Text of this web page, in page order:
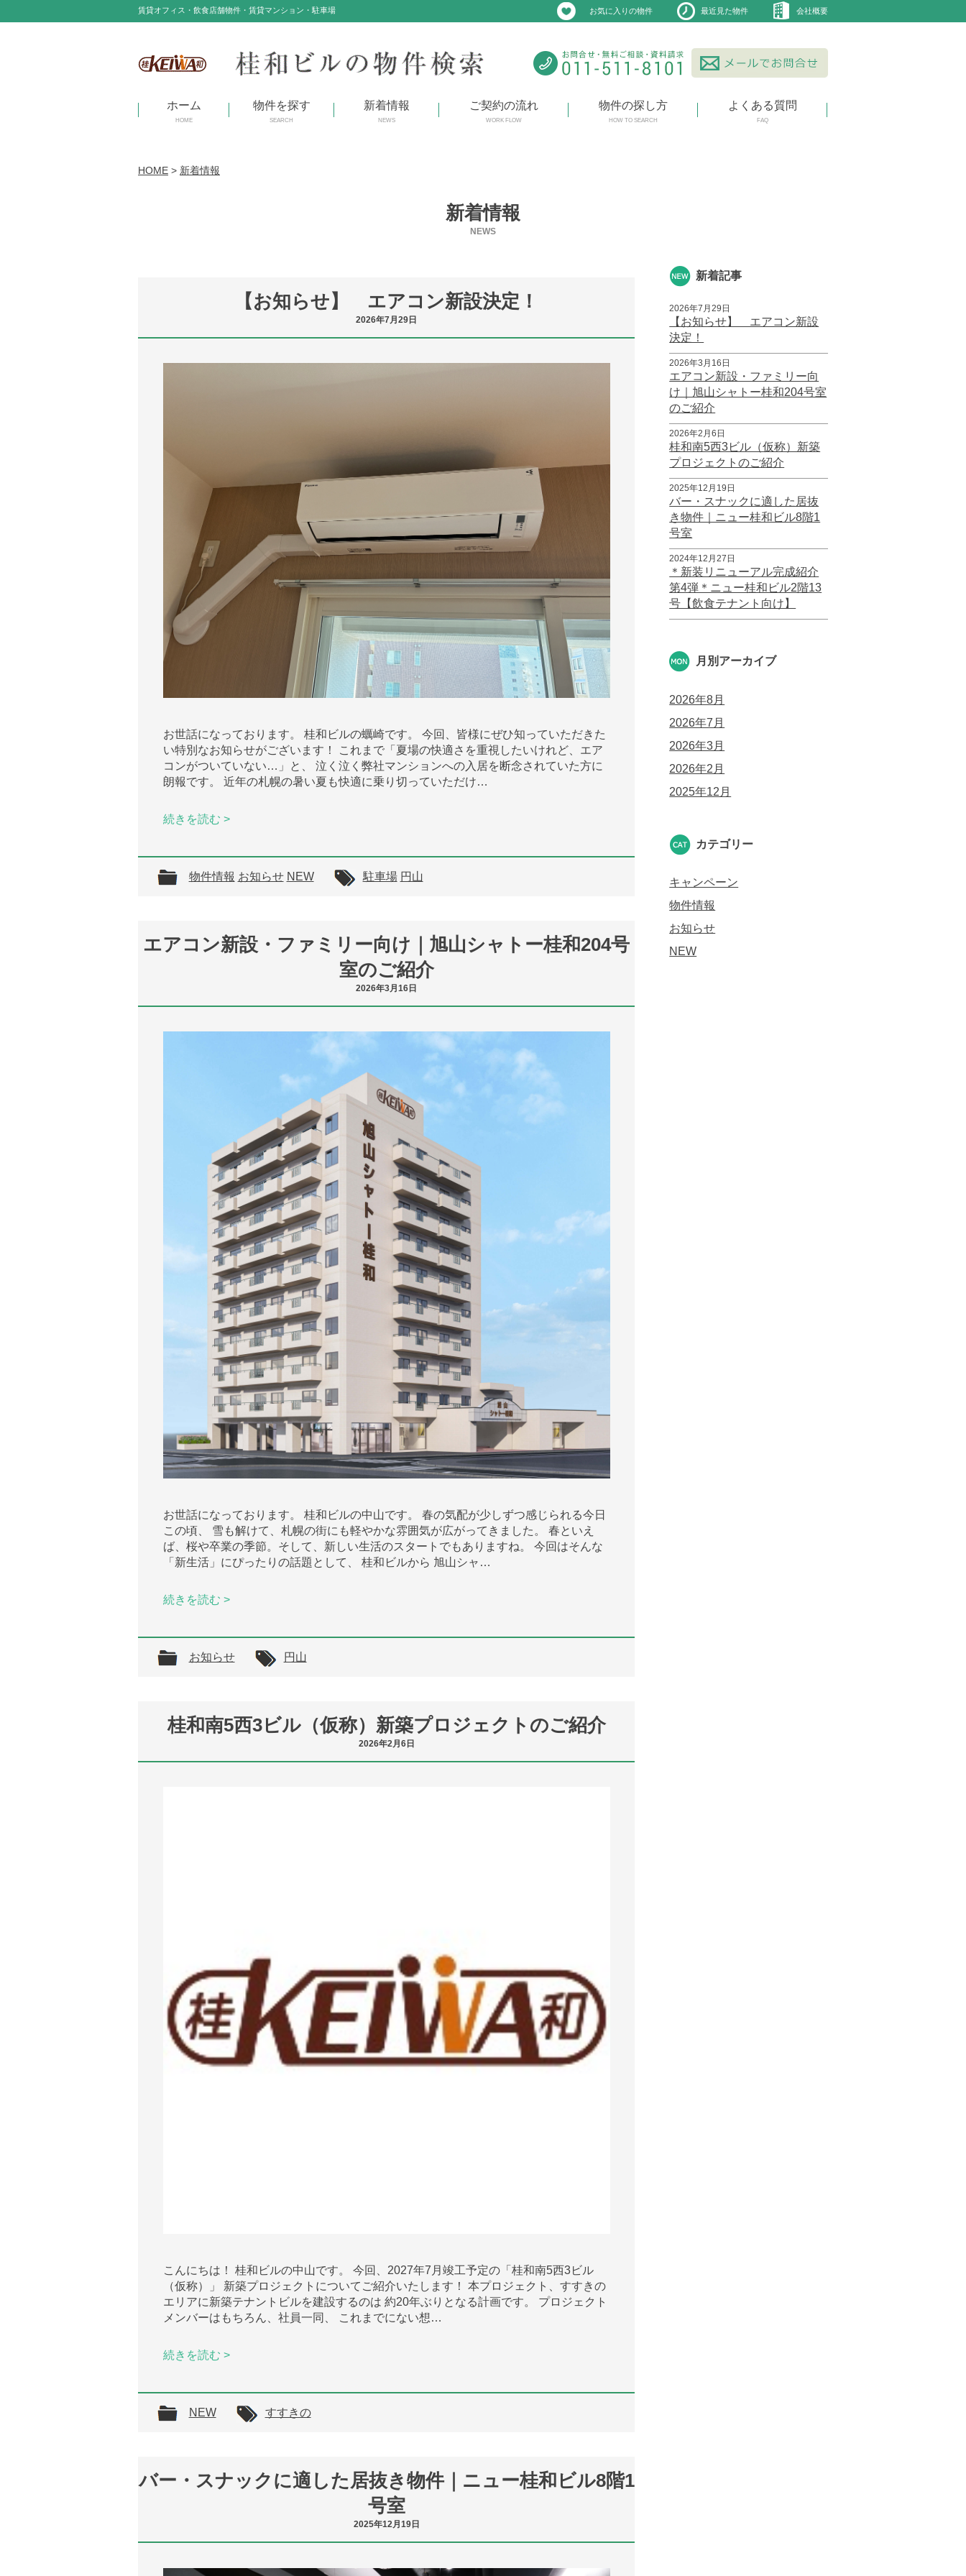
賃貸オフィス・飲食店舗物件・賃貸マンション・駐車場 お気に入りの物件 最近見た物件 会社概要
ホーム
HOME
物件を探す
SEARCH
新着情報
NEWS
ご契約の流れ
WORK FLOW
物件の探し方
HOW TO SEARCH
よくある質問
FAQ
HOME > 新着情報
新着情報
NEWS
【お知らせ】 エアコン新設決定！
2026年7月29日
お世話になっております。 桂和ビルの蠣崎です。 今回、皆様にぜひ知っていただきた
い特別なお知らせがございます！ これまで「夏場の快適さを重視したいけれど、エア
コンがついていない…」と、 泣く泣く弊社マンションへの入居を断念されていた方に
朗報です。 近年の札幌の暑い夏も快適に乗り切っていただけ…
続きを読む >
物件情報 お知らせ NEW 駐車場 円山
エアコン新設・ファミリー向け｜旭山シャトー桂和204号
室のご紹介
2026年3月16日
お世話になっております。 桂和ビルの中山です。 春の気配が少しずつ感じられる今日
この頃、 雪も解けて、札幌の街にも軽やかな雰囲気が広がってきました。 春といえ
ば、桜や卒業の季節。そして、新しい生活のスタートでもありますね。 今回はそんな
「新生活」にぴったりの話題として、 桂和ビルから 旭山シャ…
続きを読む >
お知らせ 円山
桂和南5西3ビル（仮称）新築プロジェクトのご紹介
2026年2月6日
こんにちは！ 桂和ビルの中山です。 今回、2027年7月竣工予定の「桂和南5西3ビル
（仮称）」 新築プロジェクトについてご紹介いたします！ 本プロジェクト、すすきの
エリアに新築テナントビルを建設するのは 約20年ぶりとなる計画です。 プロジェクト
メンバーはもちろん、社員一同、 これまでにない想…
続きを読む >
NEW すすきの
バー・スナックに適した居抜き物件｜ニュー桂和ビル8階1
号室
2025年12月19日
新着記事
2026年7月29日
【お知らせ】 エアコン新設
決定！
2026年3月16日
エアコン新設・ファミリー向
け｜旭山シャトー桂和204号室
のご紹介
2026年2月6日
桂和南5西3ビル（仮称）新築
プロジェクトのご紹介
2025年12月19日
バー・スナックに適した居抜
き物件｜ニュー桂和ビル8階1
号室
2024年12月27日
＊新装リニューアル完成紹介
第4弾＊ニュー桂和ビル2階13
号【飲食テナント向け】
月別アーカイブ
2026年8月
2026年7月
2026年3月
2026年2月
2025年12月
カテゴリー
キャンペーン
物件情報
お知らせ
NEW